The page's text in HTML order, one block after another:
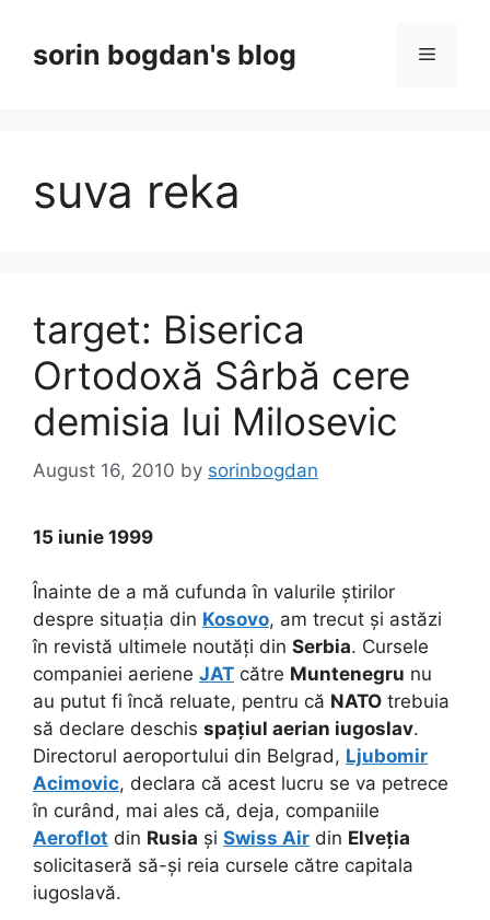
contentsorin bogdan's blog Menu
suva reka
target: Biserica
Ortodoxă Sârbă cere
demisia lui Milosevic
August 16, 2010 by sorinbogdan
15 iunie 1999
Înainte de a mă cufunda în valurile știrilor
despre situația din Kosovo, am trecut și astăzi
în revistă ultimele noutăți din Serbia. Cursele
companiei aeriene JAT către Muntenegru nu
au putut fi încă reluate, pentru că NATO trebuia
să declare deschis spațiul aerian iugoslav.
Directorul aeroportului din Belgrad, Ljubomir
Acimovic, declara că acest lucru se va petrece
în curând, mai ales că, deja, companiile
Aeroflot din Rusia și Swiss Air din Elveția
solicitaseră să-și reia cursele către capitala
iugoslavă.